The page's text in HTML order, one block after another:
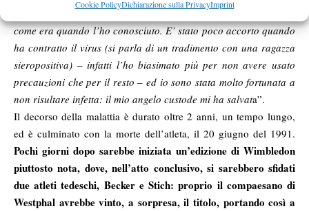
Cookie PolicyDichiarazione sulla PrivacyImprint
testa l’immagine di lui malato e rivederlo invece felice, così
come era quando l’ho conosciuto. E’ stato poco accorto quando
ha contratto il virus (si parla di un tradimento con una ragazza
sieropositiva) – infatti l’ho biasimato più per non avere usato
precauzioni che per il resto – ed io sono stata molto fortunata a
non risultare infetta: il mio angelo custode mi ha salvata”.
Il decorso della malattia è durato oltre 2 anni, un tempo lungo,
ed è culminato con la morte dell’atleta, il 20 giugno del 1991.
Pochi giorni dopo sarebbe iniziata un’edizione di Wimbledon
piuttosto nota, dove, nell’atto conclusivo, si sarebbero sfidati
due atleti tedeschi, Becker e Stich: proprio il compaesano di
Westphal avrebbe vinto, a sorpresa, il titolo, portando così a